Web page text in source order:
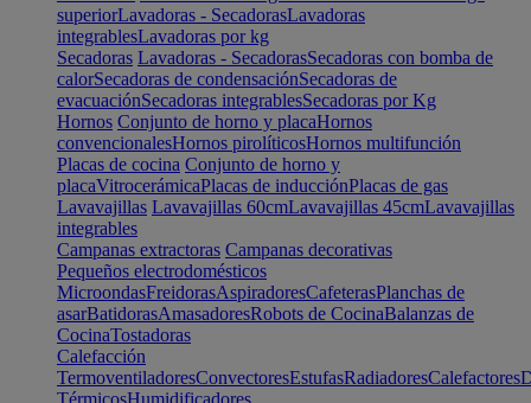
superiorLavadoras - SecadorasLavadoras
integrablesLavadoras por kg
Secadoras Lavadoras - SecadorasSecadoras con bomba de
calorSecadoras de condensaciónSecadoras de
evacuaciónSecadoras integrablesSecadoras por Kg
Hornos Conjunto de horno y placaHornos
convencionalesHornos pirolíticosHornos multifunción
Placas de cocina Conjunto de horno y
placaVitrocerámicaPlacas de inducciónPlacas de gas
Lavavajillas Lavavajillas 60cmLavavajillas 45cmLavavajillas
integrables
Campanas extractoras Campanas decorativas
Pequeños electrodomésticos
MicroondasFreidorasAspiradoresCafeterasPlanchas de
asarBatidorasAmasadoresRobots de CocinaBalanzas de
CocinaTostadoras
Calefacción
TermoventiladoresConvectoresEstufasRadiadoresCalefactores
TérmicosHumidificadores